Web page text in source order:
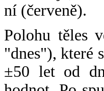
ní (červeně).
Polohu těles
"dnes"), které
±50 let od